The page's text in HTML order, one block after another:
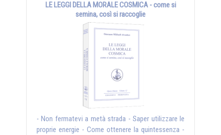
LE LEGGI DELLA MORALE COSMICA - come si
semina, così si raccoglie
- Non fermatevi a metà strada - Saper utilizzare le
proprie energie - Come ottenere la quintessenza -